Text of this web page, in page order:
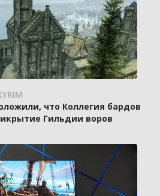
что Коллегия бардов
Гильдии воров